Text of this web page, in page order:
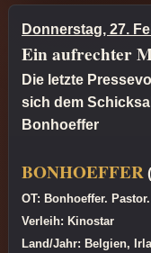
Donnerstag, 27.
Ein aufrechter
Die letzte
sich dem
Bonhoeffer
BONHOEFFER
OT: Bonhoeffer.
Verleih: Kinostar
Land/Jahr: Belgien,